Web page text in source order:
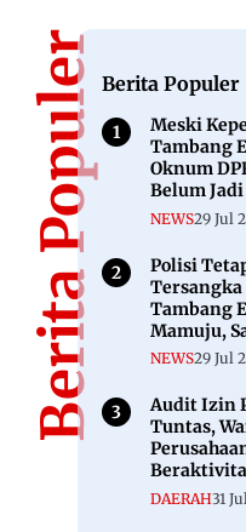
Berita PopulerBerita Populer
Meski
Tambang
Oknum
Belum
NEWS29 Jul
Polisi
Tersangka
Tambang
Mamuju,
NEWS29 Jul
Audit Izin
Tuntas,
DAERAH31